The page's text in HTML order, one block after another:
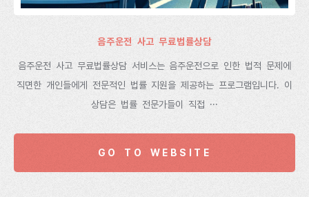
음주운전 사고 무료법률상담
음주운전 사고 무료법률상담 서비스는 음주운전으로 인한 법적 문제에
직면한 개인들에게 전문적인 법률 지원을 제공하는 프로그램입니다. 이
상담은 법률 전문가들이 직접 ···
GO TO WEBSITE